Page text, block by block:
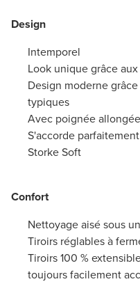
Design
Intemporel
Look unique grâce
Design moderne
typiques
Avec poignée
S'accorde
Storke Soft
Confort
Nettoyage aisé sous
Tiroirs réglables à
Tiroirs 100 %
toujours facilement